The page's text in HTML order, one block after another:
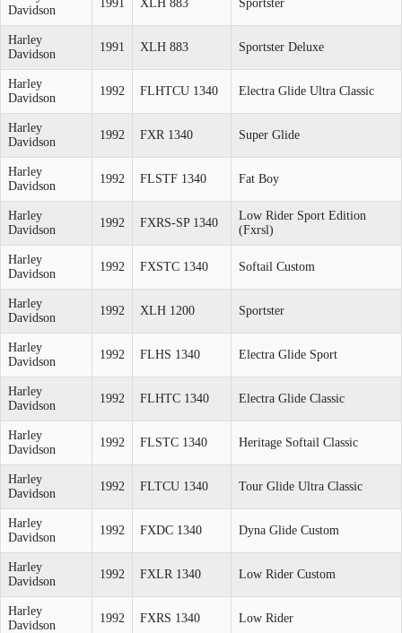
Davidson
1991 XLH 883 Sportster
Harley
Davidson
1991 XLH 883 Sportster Deluxe
Harley
Davidson
1992 FLHTCU 1340 Electra Glide Ultra Classic
Harley
Davidson
1992 FXR 1340 Super Glide
Harley
Davidson
1992 FLSTF 1340 Fat Boy
Harley
Davidson
1992 FXRS-SP 1340
Low Rider Sport Edition
(Fxrsl)
Harley
Davidson
1992 FXSTC 1340 Softail Custom
Harley
Davidson
1992 XLH 1200 Sportster
Harley
Davidson
1992 FLHS 1340 Electra Glide Sport
Harley
Davidson
1992 FLHTC 1340 Electra Glide Classic
Harley
Davidson
1992 FLSTC 1340 Heritage Softail Classic
Harley
Davidson
1992 FLTCU 1340 Tour Glide Ultra Classic
Harley
Davidson
1992 FXDC 1340 Dyna Glide Custom
Harley
Davidson
1992 FXLR 1340 Low Rider Custom
Harley
Davidson
1992 FXRS 1340 Low Rider